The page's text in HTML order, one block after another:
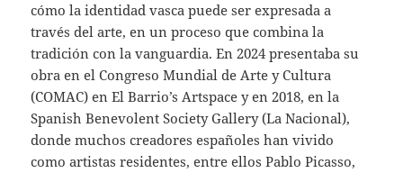
cómo la identidad vasca puede ser expresada a
través del arte, en un proceso que combina la
tradición con la vanguardia. En 2024 presentaba su
obra en el Congreso Mundial de Arte y Cultura
(COMAC) en El Barrio’s Artspace y en 2018, en la
Spanish Benevolent Society Gallery (La Nacional),
donde muchos creadores españoles han vivido
como artistas residentes, entre ellos Pablo Picasso,